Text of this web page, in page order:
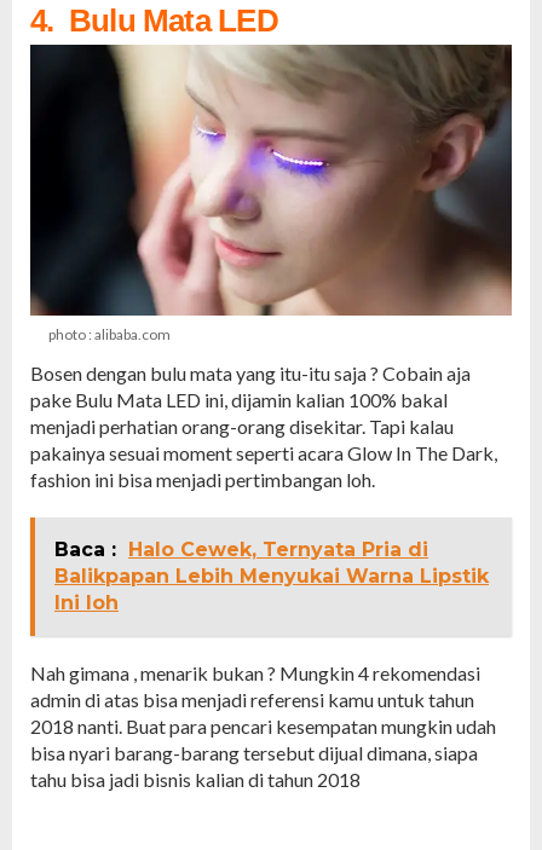
4. Bulu Mata LED
photo : alibaba.com
Bosen dengan bulu mata yang itu-itu saja ? Cobain aja
pake Bulu Mata LED ini, dijamin kalian 100% bakal
menjadi perhatian orang-orang disekitar. Tapi kalau
pakainya sesuai moment seperti acara Glow In The Dark,
fashion ini bisa menjadi pertimbangan loh.
Baca :
Halo Cewek, Ternyata Pria di
Balikpapan Lebih Menyukai Warna Lipstik
Ini loh
Nah gimana , menarik bukan ? Mungkin 4 rekomendasi
admin di atas bisa menjadi referensi kamu untuk tahun
2018 nanti. Buat para pencari kesempatan mungkin udah
bisa nyari barang-barang tersebut dijual dimana, siapa
tahu bisa jadi bisnis kalian di tahun 2018